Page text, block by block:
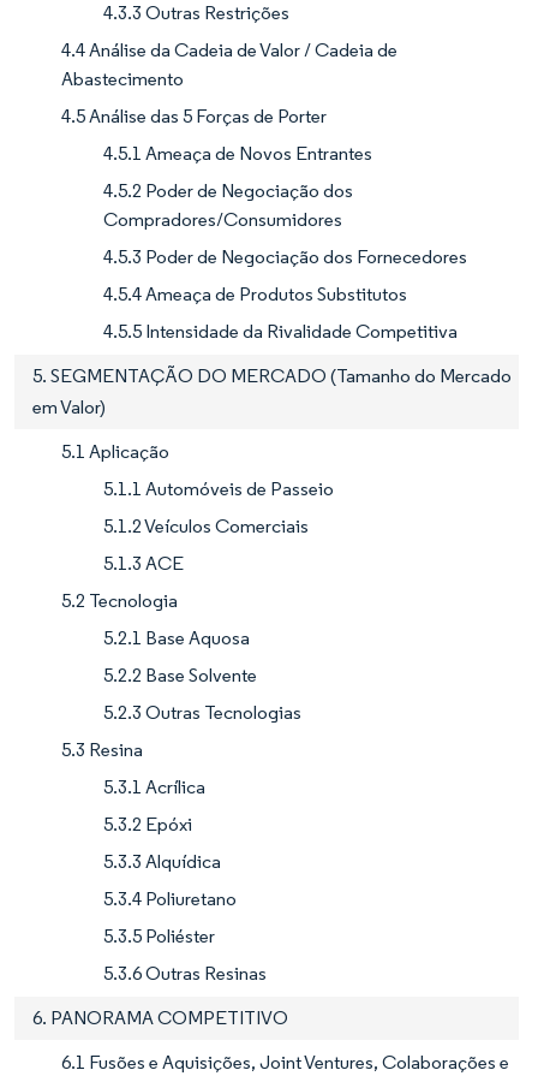
4.3.3 Outras Restrições
4.4 Análise da Cadeia de Valor / Cadeia de
Abastecimento
4.5 Análise das 5 Forças de Porter
4.5.1 Ameaça de Novos Entrantes
4.5.2 Poder de Negociação dos
Compradores/Consumidores
4.5.3 Poder de Negociação dos Fornecedores
4.5.4 Ameaça de Produtos Substitutos
4.5.5 Intensidade da Rivalidade Competitiva
5. SEGMENTAÇÃO DO MERCADO (Tamanho do Mercado
em Valor)
5.1 Aplicação
5.1.1 Automóveis de Passeio
5.1.2 Veículos Comerciais
5.1.3 ACE
5.2 Tecnologia
5.2.1 Base Aquosa
5.2.2 Base Solvente
5.2.3 Outras Tecnologias
5.3 Resina
5.3.1 Acrílica
5.3.2 Epóxi
5.3.3 Alquídica
5.3.4 Poliuretano
5.3.5 Poliéster
5.3.6 Outras Resinas
6. PANORAMA COMPETITIVO
6.1 Fusões e Aquisições, Joint Ventures, Colaborações e